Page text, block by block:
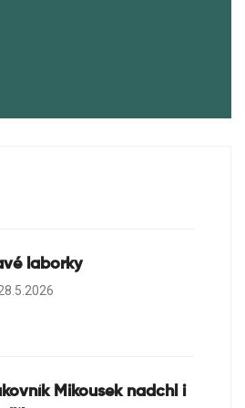
laborky
Mikousek nadchl i